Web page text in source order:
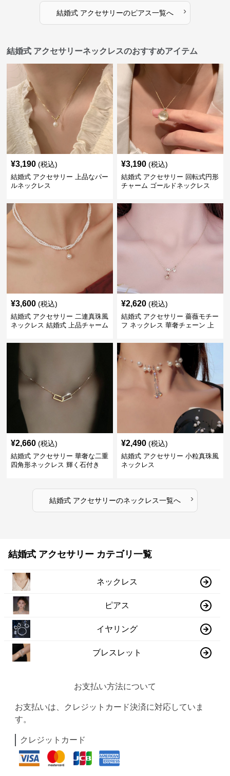
結婚式 アクセサリーのピアス一覧へ ›
結婚式 アクセサリーネックレスのおすすめアイテム
¥3,190 (税込)
結婚式 アクセサリー 上品なパー
ルネックレス
¥3,190 (税込)
結婚式 アクセサリー 回転式円形
チャーム ゴールドネックレス
¥3,600 (税込)
結婚式 アクセサリー 二連真珠風
ネックレス 結婚式 上品チャーム
¥2,620 (税込)
結婚式 アクセサリー 薔薇モチー
フ ネックレス 華奢チェーン 上
¥2,660 (税込)
結婚式 アクセサリー 華奢な二重
四角形ネックレス 輝く石付き
¥2,490 (税込)
結婚式 アクセサリー 小粒真珠風
ネックレス
結婚式 アクセサリーのネックレス一覧へ ›
結婚式 アクセサリー カテゴリ一覧
ネックレス
ピアス
イヤリング
ブレスレット
お支払い方法について
お支払いは、クレジットカード決済に対応していま
す。
クレジットカード